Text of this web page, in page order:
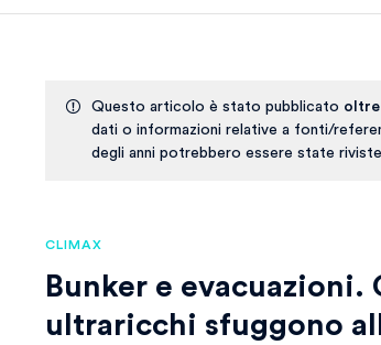
Questo articolo è stato pubblicato oltre
dati o informazioni relative a fonti/
degli anni potrebbero essere state
CLIMAX
Bunker e evacuazioni.
ultraricchi sfuggono